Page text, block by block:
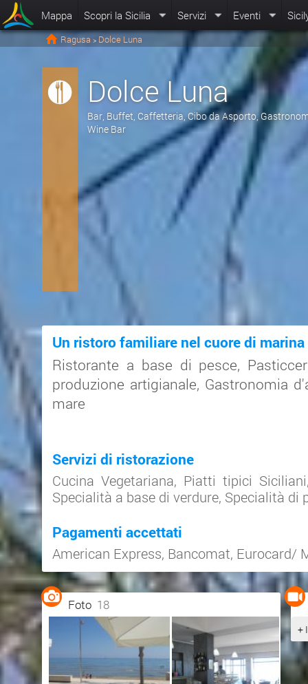
Mappa Scopri la Sicilia Servizi Eventi
Ragusa > Dolce Luna
Dolce Luna
Bar, Buffet, Caffetteria, Cibo da Asporto,
Wine Bar
Un ristoro familiare nel cuore di
Ristorante a base di pesce,
produzione artigianale, Gastronomia
mare
Servizi di ristorazione
Cucina Vegetariana, Piatti tipici Siciliani
Specialità a base di verdure, Specialità di
Pagamenti accettati
American Express, Bancomat, Eurocard/
Foto 18
+